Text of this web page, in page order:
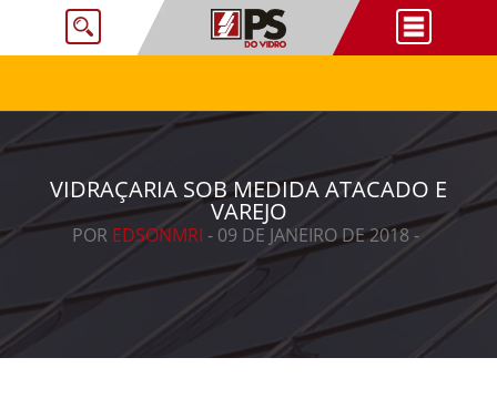
VIDRAÇARIA SOB MEDIDA ATACADO E
VAREJO
POR EDSONMRI - 09 DE JANEIRO DE 2018 -